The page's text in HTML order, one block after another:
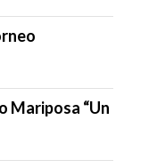
Mariposa “Un